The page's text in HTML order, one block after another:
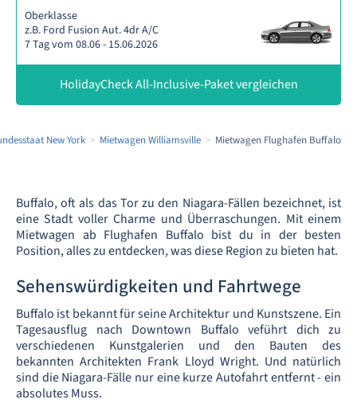
Oberklasse
z.B. Ford Fusion Aut. 4dr A/C
7 Tag vom 08.06 - 15.06.2026
HolidayCheck All-Inclusive-Paket vergleichen
New York Mietwagen Williamsville Mietwagen Flughafen Buffalo
Buffalo, oft als das Tor zu den Niagara-Fällen bezeichnet, ist
eine Stadt voller Charme und Überraschungen. Mit einem
Mietwagen ab Flughafen Buffalo bist du in der besten
Position, alles zu entdecken, was diese Region zu bieten hat.
Sehenswürdigkeiten und Fahrtwege
Buffalo ist bekannt für seine Architektur und Kunstszene. Ein
Tagesausflug nach Downtown Buffalo veführt dich zu
verschiedenen Kunstgalerien und den Bauten des
bekannten Architekten Frank Lloyd Wright. Und natürlich
sind die Niagara-Fälle nur eine kurze Autofahrt entfernt - ein
absolutes Muss.